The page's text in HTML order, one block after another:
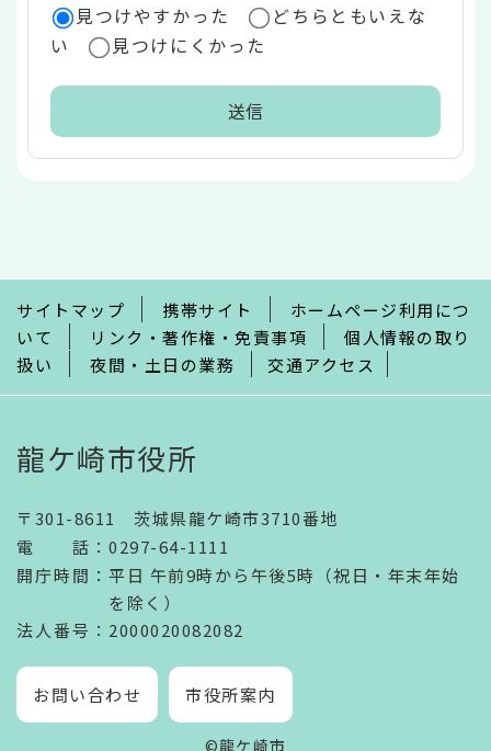
見つけやすかった
どちらともいえな
い
見つけにくかった
で
サイトマップ 携帯サイト
ホームページ利用につ
いて
リンク・著作権・免責事項
個人情報の取り
扱い
夜間・土日の業務 交通アクセス
龍ケ崎市役所
〒301-8611 茨城県龍ケ崎市3710番地
電話 ： 0297-64-1111
開庁時間 ： 平日 午前9時から午後5時（祝日・年末年始
を除く）
法人番号 ：2000020082082
お問い合わせ 市役所案内
©龍ケ崎市